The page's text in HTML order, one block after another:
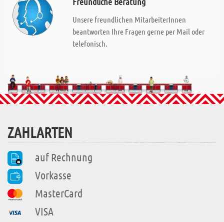
Unsere freundlichen MitarbeiterInnen
beantworten Ihre Fragen gerne per Mail oder
telefonisch.
ZAHLARTEN
auf Rechnung
Vorkasse
MasterCard
VISA